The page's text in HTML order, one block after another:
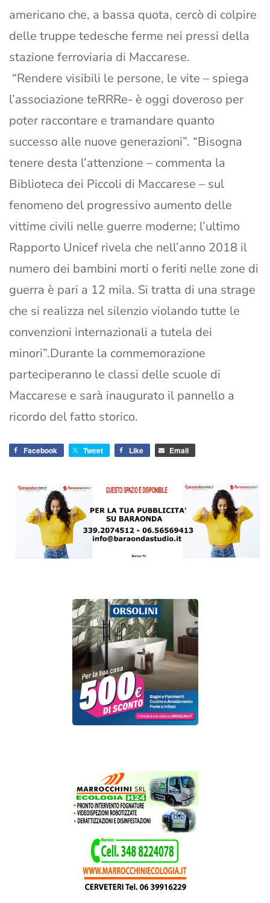
americano che, a bassa quota, cercò di colpire
delle truppe tedesche ferme nei pressi della
stazione ferroviaria di Maccarese.
“Rendere visibili le persone, le vite – spiega
l’associazione teRRRe- è oggi doveroso per
poter raccontare e tramandare quanto
successo alle nuove generazioni”. “Bisogna
tenere desta l’attenzione – commenta la
Biblioteca dei Piccoli di Maccarese – sul
fenomeno del progressivo aumento delle
vittime civili nelle guerre moderne; l’ultimo
Rapporto Unicef rivela che nell’anno 2018 il
numero dei bambini morti o feriti nelle zone di
guerra è pari a 12 mila. Si tratta di una strage
che si realizza nel silenzio violando tutte le
convenzioni internazionali a tutela dei
minori”.Durante la commemorazione
parteciperanno le classi delle scuole di
Maccarese e sarà inaugurato il pannello a
ricordo del fatto storico.
Facebook Tweet Like Email